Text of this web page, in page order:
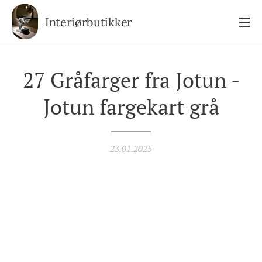
Interiørbutikker
27 Gråfarger fra Jotun -
Jotun fargekart grå
23.01.2025